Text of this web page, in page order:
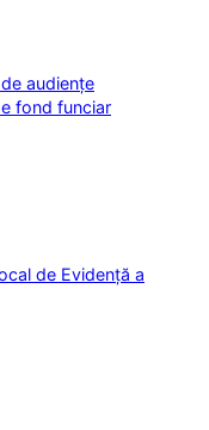
audiențe
fond funciar
de Evidență a